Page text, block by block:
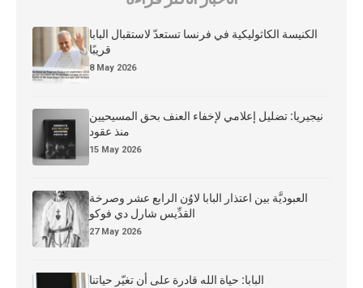
الكنيسة الكاثوليكية في فرنسا تستعدّ لاستقبال البابا
قريبًا
8 May 2026
نيجيريا: تضليل إعلامي لإخفاء العنف بحق المسيحيين
منذ عقود
15 May 2026
العبوديَّة بين اعتذار البابا لاوُن الرابع عشر وصرخة
القدِّيس شارل دي فوكو
27 May 2026
البابا: حياة الله قادرة على أن تغيّر حياتنا